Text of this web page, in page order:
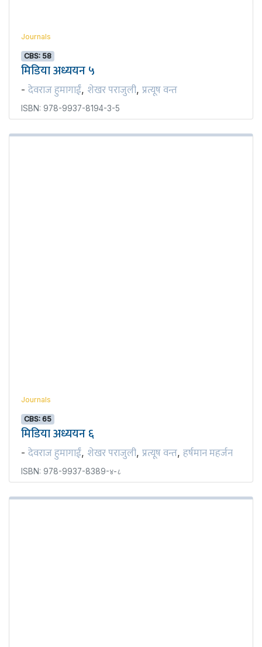
Journals
CBS: 58
मिडिया अध्ययन ५
- देवराज हुमागाईं, शेखर पराजुली, प्रत्यूष वन्त
ISBN: 978-9937-8194-3-5
Journals
CBS: 65
मिडिया अध्ययन ६
- देवराज हुमागाईं, शेखर पराजुली, प्रत्यूष वन्त, हर्षमान महर्जन
ISBN: 978-9937-8389-४-८